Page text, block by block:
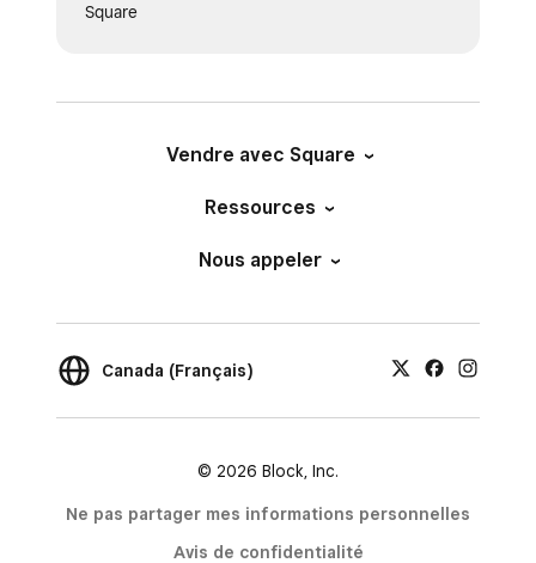
Square
Vendre avec Square
Ressources
Nous appeler
Canada (Français)
© 2026 Block, Inc.
Ne pas partager mes informations personnelles
Avis de confidentialité